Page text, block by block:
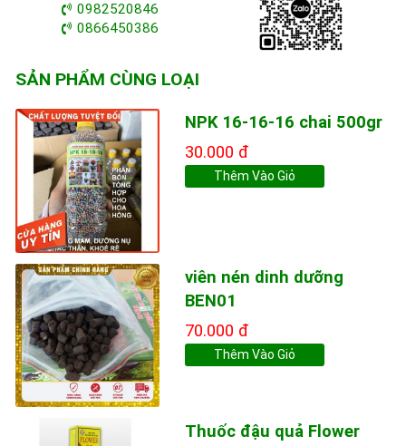
0982520846
0866450386
SẢN PHẨM CÙNG LOẠI
NPK 16-16-16 chai 500gr
30.000 đ
Thêm Vào Giỏ
viên nén dinh dưỡng
BEN01
70.000 đ
Thêm Vào Giỏ
Thuốc đậu quả Flower